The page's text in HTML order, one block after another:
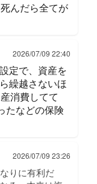
んだら全てが
2026/07/09 22:40
定で、資産を
繰越さないほ
消費してて
たなどの保険
2026/07/09 23:26
りに有利だ